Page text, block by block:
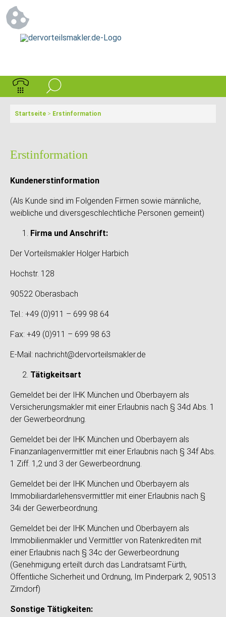
Startseite > Erstinformation
Erstinformation
Kundenerstinformation
(Als Kunde sind im Folgenden Firmen sowie männliche,
weibliche und diversgeschlechtliche Personen gemeint)
Firma und Anschrift:
Der Vorteilsmakler Holger Harbich
Hochstr. 128
90522 Oberasbach
Tel.: +49 (0)911 – 699 98 64
Fax: +49 (0)911 – 699 98 63
E-Mail: nachricht@dervorteilsmakler.de
Tätigkeitsart
Gemeldet bei der IHK München und Oberbayern als
Versicherungsmakler mit einer Erlaubnis nach § 34d Abs. 1
der Gewerbeordnung.
Gemeldet bei der IHK München und Oberbayern als
Finanzanlagenvermittler mit einer Erlaubnis nach § 34f Abs.
1 Ziff. 1,2 und 3 der Gewerbeordnung.
Gemeldet bei der IHK München und Oberbayern als
Immobiliardarlehensvermittler mit einer Erlaubnis nach §
34i der Gewerbeordnung.
Gemeldet bei der IHK München und Oberbayern als
Immobilienmakler und Vermittler von Ratenkrediten mit
einer Erlaubnis nach § 34c der Gewerbeordnung
(Genehmigung erteilt durch das Landratsamt Fürth,
Öffentliche Sicherheit und Ordnung, Im Pinderpark 2, 90513
Zirndorf)
Sonstige Tätigkeiten: